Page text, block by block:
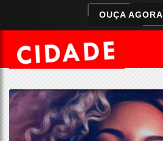
OUÇA AGORA